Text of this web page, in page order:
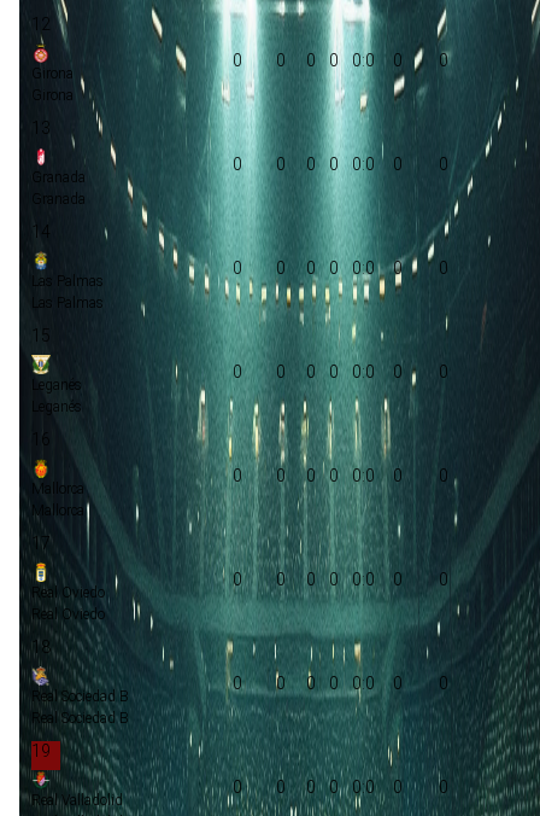
12
Girona
Girona
0 0 0 0 0:0 0 0
13
Granada
Granada
0 0 0 0 0:0 0 0
14
Las Palmas
Las Palmas
0 0 0 0 0:0 0 0
15
Leganés
Leganés
0 0 0 0 0:0 0 0
16
Mallorca
Mallorca
0 0 0 0 0:0 0 0
17
Real Oviedo
Real Oviedo
0 0 0 0 0:0 0 0
18
Real Sociedad B
Real Sociedad B
0 0 0 0 0:0 0 0
19
Real Valladolid
0 0 0 0 0:0 0 0